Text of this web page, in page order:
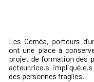
Les Ceméa, porteurs
ont une place à
projet de formation des
acteur.rice.s
des personnes fragiles.